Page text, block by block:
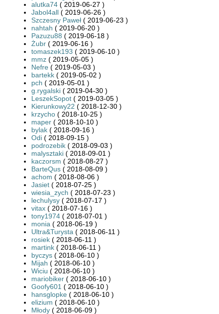
alutka74 ( 2019-06-27 )
Jabol4all ( 2019-06-26 )
Szczesny Paweł ( 2019-06-23 )
nahtah ( 2019-06-20 )
Pazuzu88 ( 2019-06-18 )
Żubr ( 2019-06-16 )
tomaszek193 ( 2019-06-10 )
mmz ( 2019-05-05 )
Nefre ( 2019-05-03 )
bartekk ( 2019-05-02 )
pch ( 2019-05-01 )
g.rygalski ( 2019-04-30 )
LeszekSopot ( 2019-03-05 )
Kierunkowy22 ( 2018-12-30 )
krzycho ( 2018-10-25 )
maper ( 2018-10-10 )
bylak ( 2018-09-16 )
Odi ( 2018-09-15 )
podrozebik ( 2018-09-03 )
malysztaki ( 2018-09-01 )
kaczorsm ( 2018-08-27 )
BarteQus ( 2018-08-09 )
achom ( 2018-08-06 )
Jasiet ( 2018-07-25 )
wiesia_zych ( 2018-07-23 )
lechulysy ( 2018-07-17 )
vitax ( 2018-07-16 )
tony1974 ( 2018-07-01 )
monia ( 2018-06-19 )
Ultra&Turysta ( 2018-06-11 )
rosiek ( 2018-06-11 )
martink ( 2018-06-11 )
byczys ( 2018-06-10 )
Mijah ( 2018-06-10 )
Wiciu ( 2018-06-10 )
mariobiker ( 2018-06-10 )
Goofy601 ( 2018-06-10 )
hansglopke ( 2018-06-10 )
elizium ( 2018-06-10 )
Młody ( 2018-06-09 )